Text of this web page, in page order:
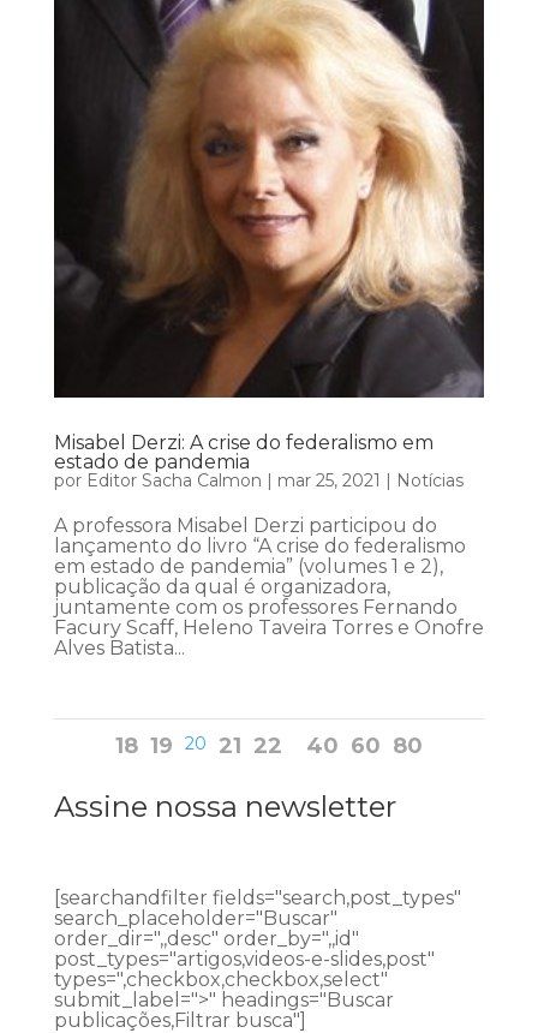
Misabel Derzi: A crise do federalismo em
estado de pandemia
por Editor Sacha Calmon | mar 25, 2021 | Notícias
A professora Misabel Derzi participou do
lançamento do livro “A crise do federalismo
em estado de pandemia” (volumes 1 e 2),
publicação da qual é organizadora,
juntamente com os professores Fernando
Facury Scaff, Heleno Taveira Torres e Onofre
Alves Batista...
18 19 20 21 22 40 60 80
Assine nossa newsletter
[searchandfilter fields="search,post_types"
search_placeholder="Buscar"
order_dir=",,desc" order_by=",,id"
post_types="artigos,videos-e-slides,post"
types=",checkbox,checkbox,select"
submit_label=">" headings="Buscar
publicações,Filtrar busca"]